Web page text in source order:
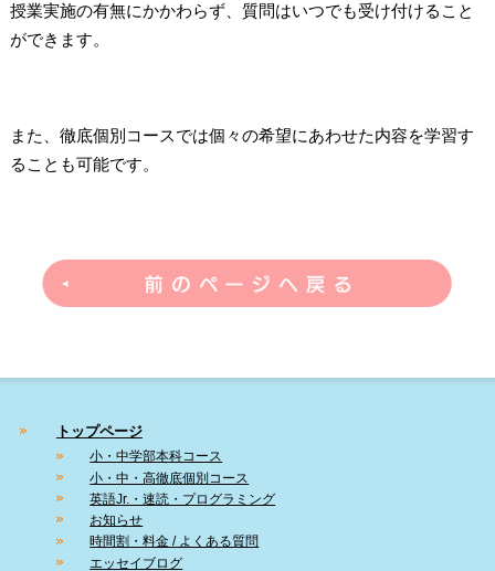
授業実施の有無にかかわらず、質問はいつでも受け付けること
ができます。
また、徹底個別コースでは個々の希望にあわせた内容を学習す
ることも可能です。
トップページ
小・中学部本科コース
小・中・高徹底個別コース
英語Jr.・速読・プログラミング
お知らせ
時間割・料金 / よくある質問
エッセイブログ